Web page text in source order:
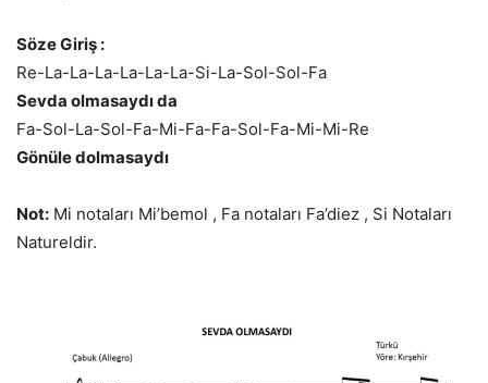
Söze Giriş :
Re-La-La-La-La-La-La-Si-La-Sol-Sol-Fa
Sevda olmasaydı da
Fa-Sol-La-Sol-Fa-Mi-Fa-Fa-Sol-Fa-Mi-Mi-Re
Gönüle dolmasaydı
Not: Mi notaları Mi’bemol , Fa notaları Fa’diez , Si Notaları
Natureldir.